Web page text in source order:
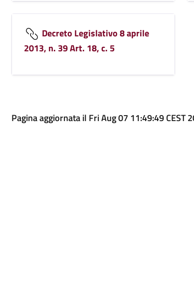
Decreto Legislativo 8 aprile
2013, n. 39 Art. 18, c. 5
Pagina aggiornata il Fri Aug 07 11:49:49 CEST